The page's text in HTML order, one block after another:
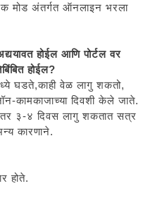
मोड अंतर्गत ऑनलाइन भरला
होईल आणि पोर्टल वर
होईल?
घडते,काही वेळ लागु शकतो,
कामकाजाच्या दिवशी केले जाते.
तर ३-४ दिवस लागु शकतात सत्र
कारणाने.
होते.